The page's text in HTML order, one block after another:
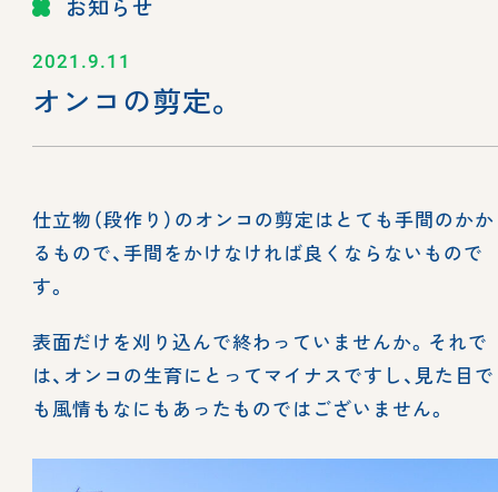
お知らせ
2021.9.11
オンコの剪定。
仕立物（段作り）のオンコの剪定はとても手間のかか
るもので、手間をかけなければ良くならないもので
す。
表面だけを刈り込んで終わっていませんか。それで
は、オンコの生育にとってマイナスですし、見た目で
も風情もなにもあったものではございません。